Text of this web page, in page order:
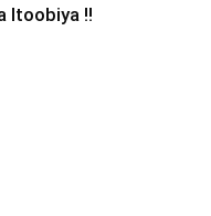
Itoobiya !!